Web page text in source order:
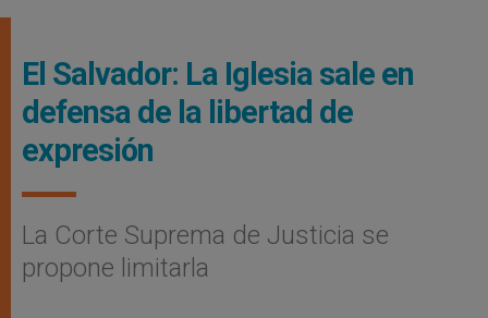
El Salvador: La Iglesia sale en
defensa de la libertad de
expresión
La Corte Suprema de Justicia se
propone limitarla